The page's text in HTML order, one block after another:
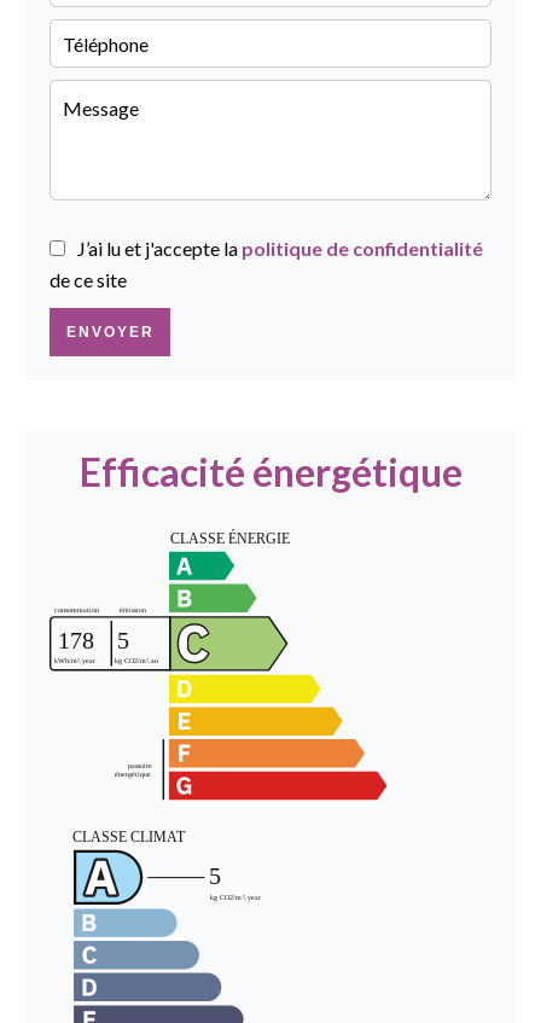
J’ai lu et j'accepte la politique de confidentialité
de ce site
ENVOYER
Efficacité énergétique